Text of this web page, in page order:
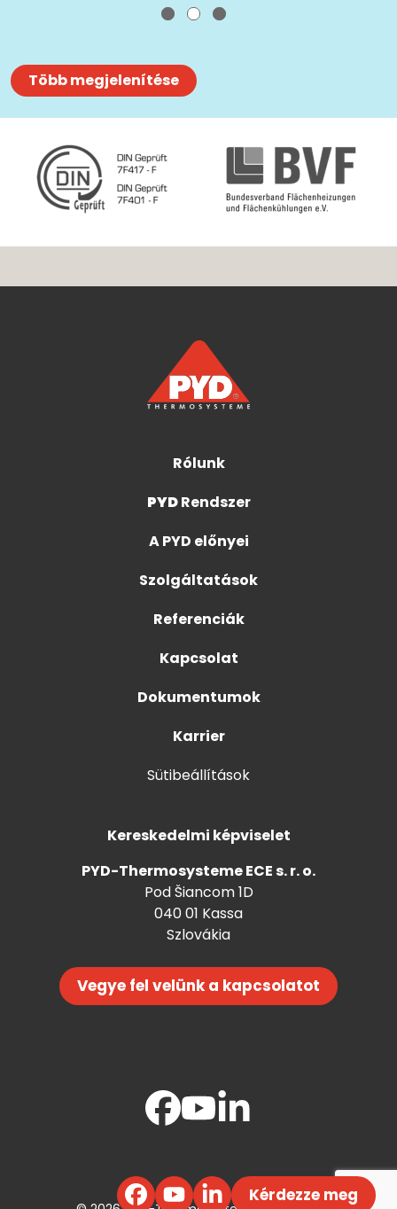
Több megjelenítése
Kérdezze meg
Rólunk
PYDRendszer
A PYD előnyei
Szolgáltatások
Referenciák
Kapcsolat
Dokumentumok
Karrier
Sütibeállítások
Kereskedelmi képviselet
PYD-Thermosysteme ECE s. r. o.
Pod Šiancom 1D
040 01 Kassa
Szlovákia
Vegye fel velünk a kapcsolatot